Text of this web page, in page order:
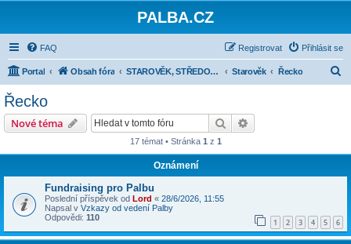
PALBA.CZ
FAQ Přihlásit se
Registrovat
Portal Obsah fóra STAROVĚK, STŘEDOVĚK, NOVOVĚK DO ROKU 1914 Starověk Řecko
Řecko
Nové téma Hledat
17 témat • Stránka 1 z 1
Oznámení
Fundraising pro Palbu
Poslední příspěvek od Lord « 28/6/2026, 11:55
Napsal v Vzkazy od vedení Palby
Odpovědi: 110 1 2 3 4 5 6